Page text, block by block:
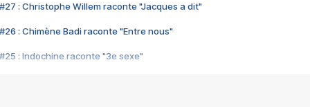
#27 : Christophe Willem raconte "Jacques a dit"
#26 : Chimène Badi raconte "Entre nous"
#25 : Indochine raconte "3e sexe"